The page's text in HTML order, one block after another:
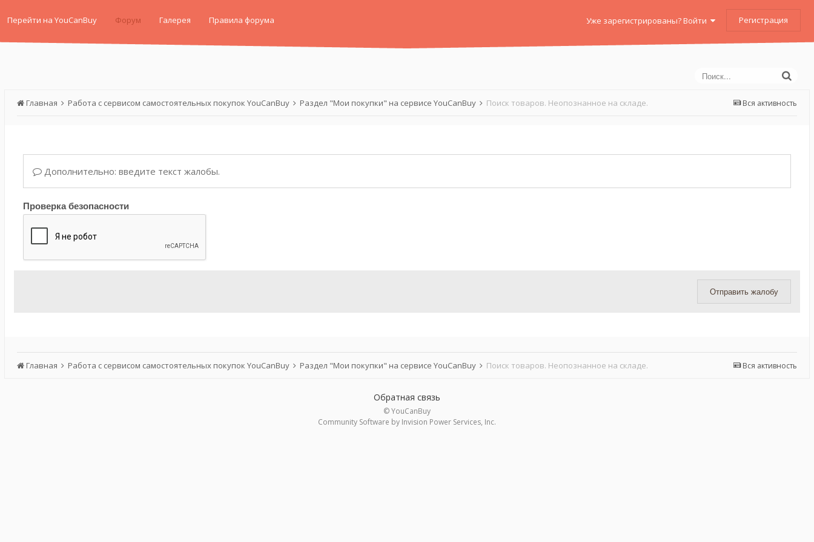
Перейти на YouCanBuy Форум Галерея Правила форума Уже зарегистрированы? Войти Регистрация
Вся активность
Главная Работа с сервисом самостоятельных покупок YouCanBuy Раздел "Мои покупки" на сервисе YouCanBuy Поиск товаров. Неопознанное на складе.
Дополнительно: введите текст жалобы.
Проверка безопасности
Отправить жалобу
Вся активность
Главная Работа с сервисом самостоятельных покупок YouCanBuy Раздел "Мои покупки" на сервисе YouCanBuy Поиск товаров. Неопознанное на складе.
Обратная связь
© YouCanBuy
Community Software by Invision Power Services, Inc.